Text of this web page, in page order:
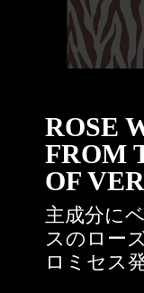
ROSE
FROM
OF
主成分に
スのロー
ロミセス